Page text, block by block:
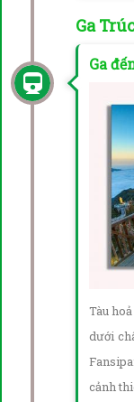
Ga
Ga
Tàu
dưới
cảnh